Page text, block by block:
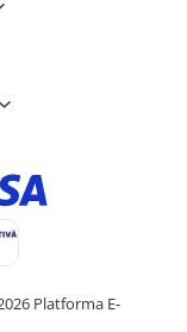
Platforma E-